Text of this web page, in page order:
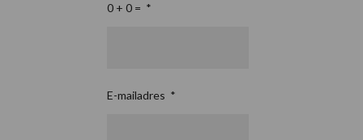
0 + 0 = *
E-mailadres *